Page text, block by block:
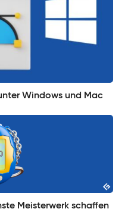
Windows und Mac
Meisterwerk schaffen